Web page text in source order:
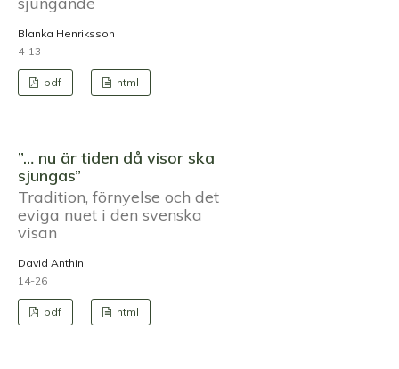
Blanka Henriksson
4-13
pdf html
”… nu är tiden då visor ska
sjungas”
Tradition, förnyelse och det
eviga nuet i den svenska
visan
David Anthin
14-26
pdf html